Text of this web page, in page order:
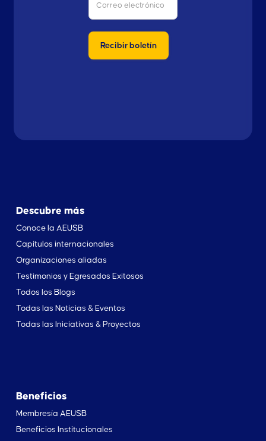
Descubre más
Conoce la AEUSB
Capítulos internacionales
Organizaciones aliadas
Testimonios y Egresados Exitosos
Todos los Blogs
Todas las Noticias & Eventos
Todas las Iniciativas & Proyectos
Beneficios
Membresía AEUSB
Beneficios Institucionales